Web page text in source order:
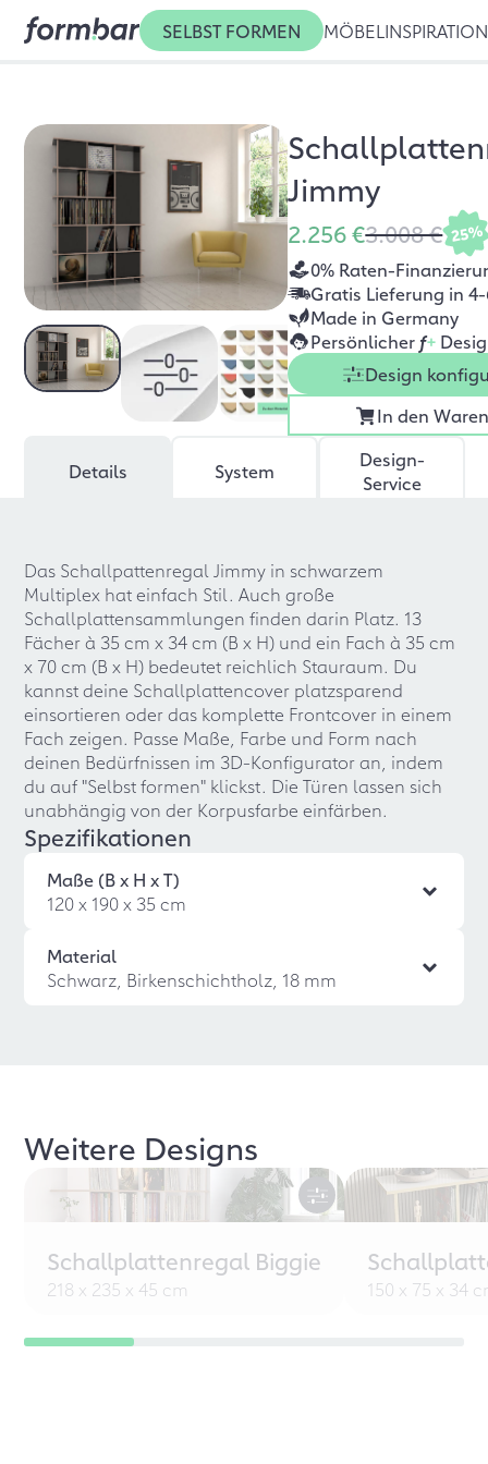
SELBST FORMEN MÖBEL INSPIRATION
Jimmy
2.256 €3.008 € 25%
0% Raten-
Gratis Lieferung in
Made in Germany
Persönlicher f+
Design
In den
Details System
Design-
Service
Das Schallpattenregal Jimmy in schwarzem
Multiplex hat einfach Stil. Auch große
Schallplattensammlungen finden darin Platz. 13
Fächer à 35 cm x 34 cm (B x H) und ein Fach à 35 cm
x 70 cm (B x H) bedeutet reichlich Stauraum. Du
kannst deine Schallplattencover platzsparend
einsortieren oder das komplette Frontcover in einem
Fach zeigen. Passe Maße, Farbe und Form nach
deinen Bedürfnissen im 3D-Konfigurator an, indem
du auf "Selbst formen" klickst. Die Türen lassen sich
unabhängig von der Korpusfarbe einfärben.
Spezifikationen
Maße (B x H x T)
120 x 190 x 35 cm
Material
Schwarz, Birkenschichtholz, 18 mm
Weitere Designs
Schallplattenregal Biggie
218 x 235 x 45 cm 150 x 75 x 34